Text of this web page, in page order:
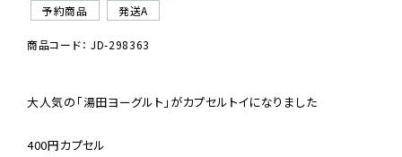
予約商品
発送A
商品コード： JD-298363
大人気の「湯田ヨーグルト」がカプセルトイになりました
400円カプセル